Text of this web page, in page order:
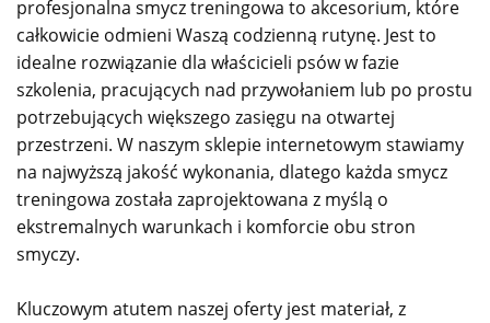
profesjonalna smycz treningowa to akcesorium, które
całkowicie odmieni Waszą codzienną rutynę. Jest to
idealne rozwiązanie dla właścicieli psów w fazie
szkolenia, pracujących nad przywołaniem lub po prostu
potrzebujących większego zasięgu na otwartej
przestrzeni. W naszym sklepie internetowym stawiamy
na najwyższą jakość wykonania, dlatego każda smycz
treningowa została zaprojektowana z myślą o
ekstremalnych warunkach i komforcie obu stron
smyczy.
Kluczowym atutem naszej oferty jest materiał, z